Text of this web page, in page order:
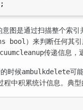
意图是通过扫描整个索
bool ）来判断任何其
传递信息，
时候ambulkdelete可
中积累统计信息。典